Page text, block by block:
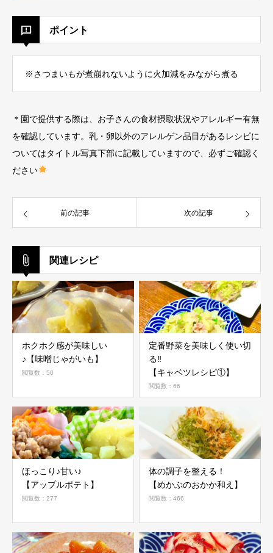
ポイント
※さつまいもが煮崩れないように火加減をみながら煮る
＊園で提供する際は、お子さんの食材摂取状況やアレルギー有無
を確認しています。乳・卵以外のアレルゲン品目があるレシピに
ついてはタイトル写真下部に記載していますので、必ずご確認く
ださい
前の記事 次の記事
関連レシピ
ホクホク感が美味しい
♪【味噌じゃがいも】
閲覧数：50
定番野菜を美味しく使い切
る‼︎
【キャベツレシピ①】
閲覧数：66
ほっこり♪甘い♪
【アップルポテト】
閲覧数：277
体の調子を整える！
【めかぶのおかか和え】
閲覧数：466